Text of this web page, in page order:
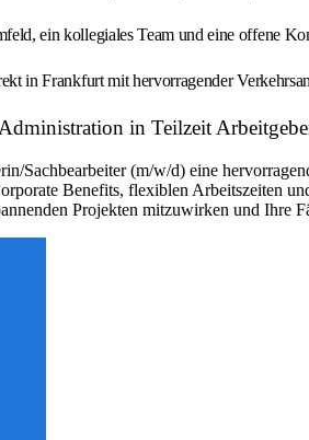
ein kollegiales Team und eine offene
in Frankfurt mit hervorragender
in Teilzeit
Sachbearbeiter (m/w/d) eine
Benefits, flexiblen Arbeitszeiten
Projekten mitzuwirken und Ihre